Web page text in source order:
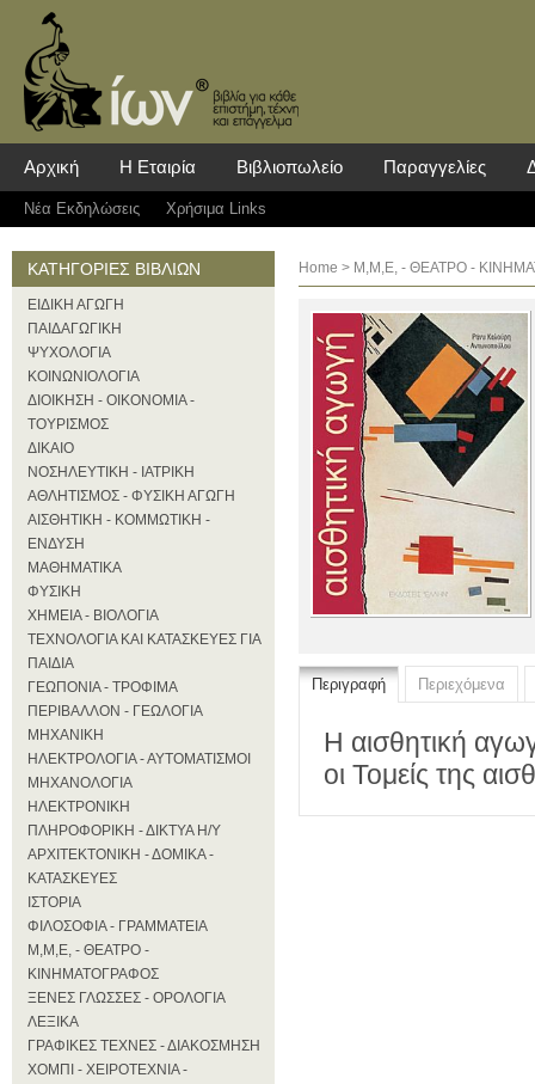
Αρχική Η Εταιρία Βιβλιοπωλείο Παραγγελίες
Νέα Eκδηλώσεις Χρήσιμα Links
ΚΑΤΗΓΟΡΙΕΣ ΒΙΒΛΙΩΝ
ΕΙΔΙΚΗ ΑΓΩΓΗ
ΠΑΙΔΑΓΩΓΙΚΗ
ΨΥΧΟΛΟΓΙΑ
ΚΟΙΝΩΝΙΟΛΟΓΙΑ
ΔΙΟΙΚΗΣΗ - ΟΙΚΟΝΟΜΙΑ -
ΤΟΥΡΙΣΜΟΣ
ΔΙΚΑΙΟ
ΝΟΣΗΛΕΥΤΙΚΗ - ΙΑΤΡΙΚΗ
ΑΘΛΗΤΙΣΜΟΣ - ΦΥΣΙΚΗ ΑΓΩΓΗ
ΑΙΣΘΗΤΙΚΗ - ΚΟΜΜΩΤΙΚΗ -
ΕΝΔΥΣΗ
ΜΑΘΗΜΑΤΙΚΑ
ΦΥΣΙΚΗ
ΧΗΜΕΙΑ - ΒΙΟΛΟΓΙΑ
ΤΕΧΝΟΛΟΓΙΑ ΚΑΙ ΚΑΤΑΣΚΕΥΕΣ ΓΙΑ
ΠΑΙΔΙΑ
ΓΕΩΠΟΝΙΑ - ΤΡΟΦΙΜΑ
ΠΕΡΙΒΑΛΛΟΝ - ΓΕΩΛΟΓΙΑ
ΜΗΧΑΝΙΚΗ
ΗΛΕΚΤΡΟΛΟΓΙΑ - ΑΥΤΟΜΑΤΙΣΜΟΙ
ΜΗΧΑΝΟΛΟΓΙΑ
ΗΛΕΚΤΡΟΝΙΚΗ
ΠΛΗΡΟΦΟΡΙΚΗ - ΔΙΚΤΥΑ Η/Υ
ΑΡΧΙΤΕΚΤΟΝΙΚΗ - ΔΟΜΙΚΑ -
ΚΑΤΑΣΚΕΥΕΣ
ΙΣΤΟΡΙΑ
ΦΙΛΟΣΟΦΙΑ - ΓΡΑΜΜΑΤΕΙΑ
Μ,Μ,Ε, - ΘΕΑΤΡΟ -
ΚΙΝΗΜΑΤΟΓΡΑΦΟΣ
ΞΕΝΕΣ ΓΛΩΣΣΕΣ - ΟΡΟΛΟΓΙΑ
ΛΕΞΙΚΑ
ΓΡΑΦΙΚΕΣ ΤΕΧΝΕΣ - ΔΙΑΚΟΣΜΗΣΗ
ΧΟΜΠΙ - ΧΕΙΡΟΤΕΧΝΙΑ -
Home > Μ,Μ,Ε, - ΘΕΑΤΡΟ -
Περιγραφή Περιεχόμενα
Η αισθητική
οι Τομείς της